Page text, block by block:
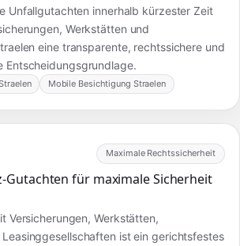
Unfallgutachten innerhalb kürzester Zeit
Werkstätten und
eine transparente, rechtssichere und
Entscheidungsgrundlage.
Mobile Besichtigung Straelen
Maximale Rechtssicherheit
Gutachten für maximale Sicherheit
Versicherungen, Werkstätten,
ist ein gerichtsfestes